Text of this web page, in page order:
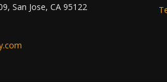
San Jose, CA 95122